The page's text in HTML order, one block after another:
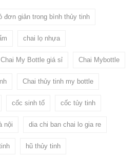
đơn giản trong bình thủy tinh
chai lọ nhựa
Chai My Bottle giá sỉ Chai Mybottle
Chai thủy tinh my bottle
cốc sinh tố cốc tủy tinh
nội dia chi ban chai lo gia re
hũ thủy tinh